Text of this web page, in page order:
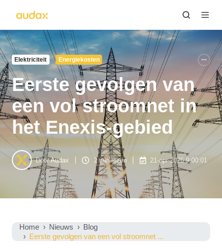
Elektriciteit Energiekosten
Eerste gevolgen van
een vol stroomnet in
het Enexis-gebied
DoorAudax 2 min lezen 21-apr-2026 9:00:01
Home Nieuws
Blog
Eerste gevolgen van een vol stroomnet ...